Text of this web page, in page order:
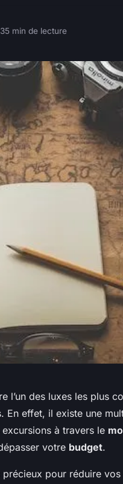
5 min de lecture
l’un des luxes les plus
En effet, il existe une
à travers le
votre budget.
précieux pour réduire vos